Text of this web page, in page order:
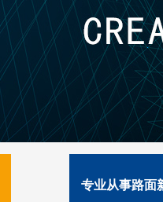
专业从事路面